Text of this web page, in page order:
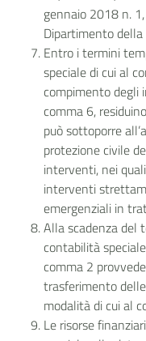
gennaio 2018 n.
Dipartimento
Entro i termini
speciale di cui al
compimento degli
comma 6,
può sottoporre
protezione civile
interventi, nei
interventi
emergenziali in
Alla scadenza del
contabilità
comma 2
trasferimento
modalità di cui al
Le risorse